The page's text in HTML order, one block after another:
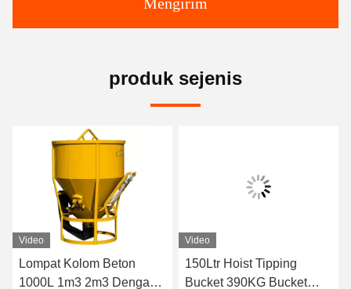
produk sejenis
Video
Lompat Kolom Beton
1000L 1m3 2m3 Dengan
Video
150Ltr Hoist Tipping
Bucket 390KG Bucket